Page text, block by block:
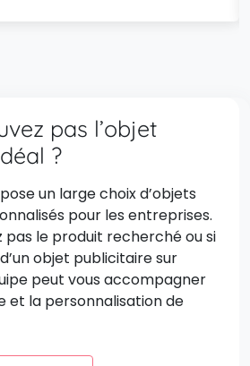
pas l’objet
?
un large choix d’objets
pour les entreprises.
pas le produit recherché ou si
objet publicitaire sur
peut vous accompagner
et la personnalisation de